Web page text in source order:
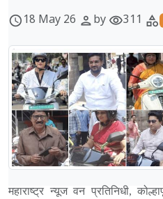
schedule18 May 26 personby visibility311 category
महाराष्ट्र न्यूज वन प्रतिनिधी,